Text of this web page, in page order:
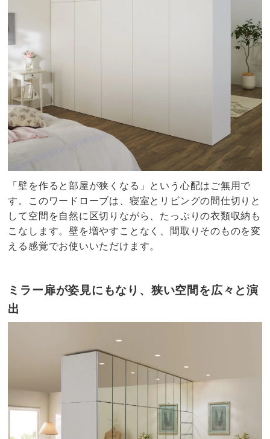
「壁を作ると部屋が狭くなる」という心配はご無用で
す。このワードローブは、寝室とリビングの間仕切りと
して空間を自然に区切りながら、たっぷりの衣類収納も
こなします。壁を増やすことなく、間取りそのものを変
える感覚でお使いいただけます。
ミラー扉が姿見にもなり、狭い空間を広々と演
出